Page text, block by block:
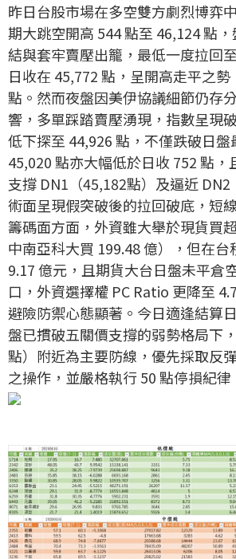
昨日台股市場在多空雙方劇烈博弈
期大跳空開高 544 點至 46,124 點
結與套牢賣壓出籠，最低一度拉回
日收在 45,772 點，呈開高走平之
點。然而夜盤因美伊協議細節仍存
響，多單踩踏賣壓湧現，指數呈現
低下探至 44,926 點，不僅跌破日
45,020 點亦大幅低於日收 752 點，
支撐 DN1（45,182點）及逼近
術面呈現假突破後的拉回破底，短
籌碼面方面，外資雖大舉於現貨買
中南亞科大買 199.48 億），但在
9.17 億元，且期貨大台日盤未平倉
口，外資選擇權 PC Ratio 更降至
避險防禦心態顯著。今日適逢結算
盤已摜破五關價支撐的弱勢格局下
點）附近為主要防線，優先採取反
之操作，並嚴格執行 50 點停損紀律